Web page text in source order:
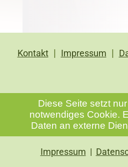
Kontakt| Impressum |
Diese Seite setzt
notwendiges Cookie.
Daten an externe
Impressum |